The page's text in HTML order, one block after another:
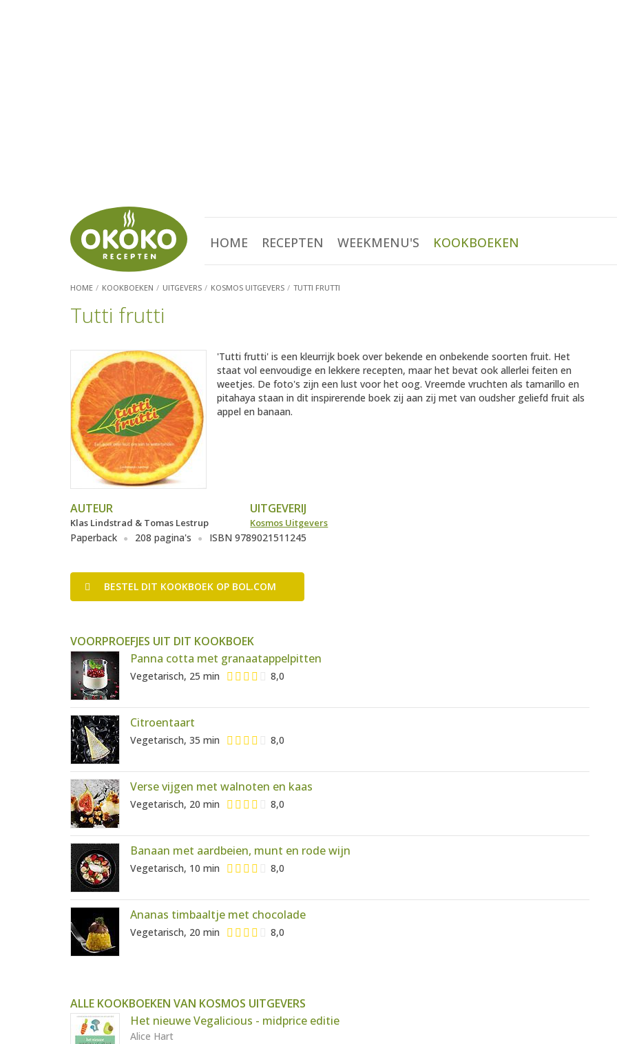
HOME RECEPTEN WEEKMENU'S KOOKBOEKEN
HOME KOOKBOEKEN UITGEVERS KOSMOS UITGEVERS TUTTI FRUTTI
Tutti frutti
'Tutti frutti' is een kleurrijk boek over bekende en onbekende soorten fruit. Het
staat vol eenvoudige en lekkere recepten, maar het bevat ook allerlei feiten en
weetjes. De foto's zijn een lust voor het oog. Vreemde vruchten als tamarillo en
pitahaya staan in dit inspirerende boek zij aan zij met van oudsher geliefd fruit als
appel en banaan.
AUTEUR
Klas Lindstrad & Tomas Lestrup
UITGEVERIJ
Kosmos Uitgevers
Paperback 208 pagina's ISBN 9789021511245
BESTEL DIT KOOKBOEK OP BOL.COM
VOORPROEFJES UIT DIT KOOKBOEK
Panna cotta met granaatappelpitten
Vegetarisch, 25 min 8,0
Citroentaart
Vegetarisch, 35 min 8,0
Verse vijgen met walnoten en kaas
Vegetarisch, 20 min 8,0
Banaan met aardbeien, munt en rode wijn
Vegetarisch, 10 min 8,0
Ananas timbaaltje met chocolade
Vegetarisch, 20 min 8,0
ALLE KOOKBOEKEN VAN KOSMOS UITGEVERS
Het nieuwe Vegalicious - midprice editie
Alice Hart